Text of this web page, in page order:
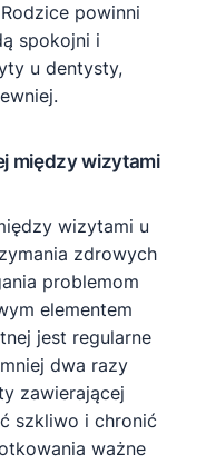
powinni
spokojni i
u dentysty,
między wizytami
wizytami u
zdrowych
problemom
elementem
jest regularne
dwa razy
zawierającej
szkliwo i chronić
ważne